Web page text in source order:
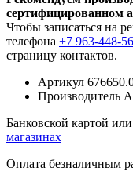
сертифицированном
Чтобы записаться на
телефона +7 963-448-
страницу контактов.
Артикул
Производитель
Банковской картой
магазинах
Оплата безналичным